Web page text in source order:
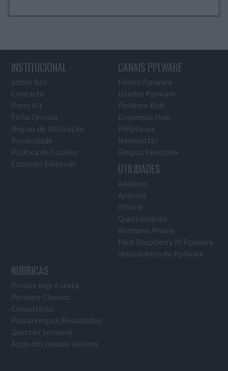
INSTITUCIONAL
Sobre Nós
Contacto
Press Kit
Ficha Técnica
Regras de Utilização
Privacidade
Política de Cookies
Estatuto Editorial
CANAIS PPLWARE
Fórum Pplware
Usados Pplware
Pplware Kids
Empresas Hoje
PiPplware
Newsletter
Grupos Facebook
UTILIDADES
Análises
Android
iPhone
Questionários
Windows Phone
Pack Raspberry Pi Pplware
Velocímetro do Pplware
RUBRICAS
Porque hoje é sexta
Pplware Classics…
Consultório
Passatempos/Resultados
Questão Semanal
Apps dos nossos leitores